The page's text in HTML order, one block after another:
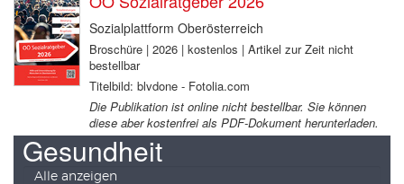
Sozialplattform Oberösterreich
Broschüre | 2026 | kostenlos | Artikel zur Zeit nicht
bestellbar
Titelbild: blvdone - Fotolia.com
Die Publikation ist online nicht bestellbar. Sie können
diese aber kostenfrei als PDF-Dokument herunterladen.
Gesundheit
Alle anzeigen